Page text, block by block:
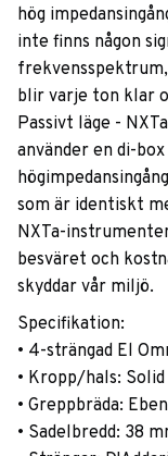
hög
inte finns någon
frekvensspektrum,
blir varje ton klar
Passivt läge -
använder en di-
som är identiskt
NXTa-
besväret och
skyddar vår miljö.
Specifikation:
• 4-strängad El
• Kropp/hals:
• Greppbräda:
• Sadelbredd: 38